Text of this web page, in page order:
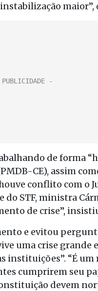
maior”,
de forma
CE), assim
conflito com o
STF, ministra
de crise”,
e evitou
uma crise grande
instituições”. “É
cumprirem seu
devem